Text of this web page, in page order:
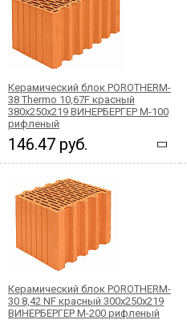
Керамический блок POROTHERM-
38 Thermo 10,67F красный
380x250x219 ВИНЕРБЕРГЕР М-100
рифленый
146.47 руб.
Керамический блок POROTHERM-
30 8,42 NF красный 300х250x219
ВИНЕРБЕРГЕР М-200 рифленый